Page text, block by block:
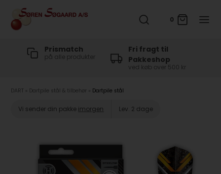
0
Prismatch
på alle produkter
Fri fragt til
Pakkeshop
ved køb over 500 kr
DART Dartpile stål & tilbehør Dartpile stål
Vi sender din pakke imorgen Lev. 2 dage